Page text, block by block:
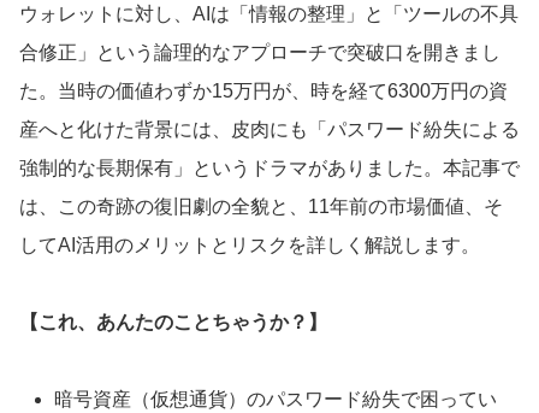
ウォレットに対し、AIは「情報の整理」と「ツールの不具
合修正」という論理的なアプローチで突破口を開きまし
た。当時の価値わずか15万円が、時を経て6300万円の資
産へと化けた背景には、皮肉にも「パスワード紛失による
強制的な長期保有」というドラマがありました。本記事で
は、この奇跡の復旧劇の全貌と、11年前の市場価値、そ
してAI活用のメリットとリスクを詳しく解説します。
【これ、あんたのことちゃうか？】
暗号資産（仮想通貨）のパスワード紛失で困ってい